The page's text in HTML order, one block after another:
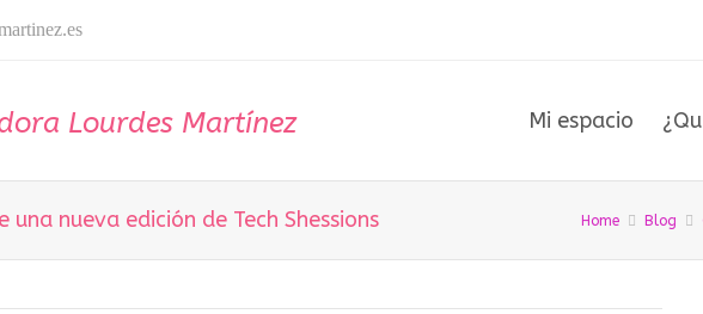
Mi espacio
una nueva edición de Tech Shessions Home Blog